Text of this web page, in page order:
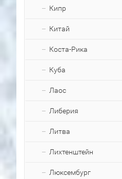
Кипр
Китай
Коста-Рика
Куба
Лаос
Либерия
Литва
Лихтенштейн
Люксембург